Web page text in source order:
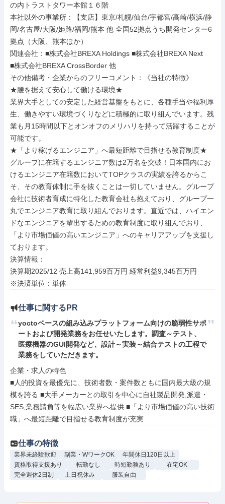
の内トラストタワー本館１６階
本社以外の事業所：【支店】東京/札幌/仙台/宇都宮/高崎/横浜/静
岡/名古屋/大阪/姫路/福岡/熊本 他 全国52拠点うち開発センター6
拠点（大阪、熊本ほか）
関連会社：■株式会社BREXA Holdings ■株式会社BREXA Next
■株式会社BREXA CrossBorder 他
その他備考・企業からのフリーコメント：《当社の特徴》
★腰を据えて安心して働ける環境★
業界大手としての安定した経営基盤をもとに、各種手当や福利厚
生、働きやすい環境づくりなどに積極的に取り組んでいます。残
業も月15時間以下とオンオフのメリハリを持って活躍することが
可能です。
★「より稼げるエンジニア」へ最短距離で目指せる教育制度★
グループに在籍するエンジニア数は2万名を突破！日本国内にお
けるエンジニア在籍数においてTOPクラスの実績を誇るからこ
そ、その教育体制に手を抜くことは一切していません。グループ
会社に技術者育成に特化した教育会社も抱えており、グループ一
丸でエンジニア教育に取り組んでおります。直近では、ハイエン
ドなエンジニアを輩出するための教育制度に取り組んでおり、
「より市場価値の高いエンジニア」へのキャリアアップを支援し
ております。
決算情報：
決算期2025/12 売上高141,959百万円 経常利益9,345百万円
※決済単位：単体
仕事に関するPR
yoctoベースの組み込みプラットフォーム向けの脆弱性サポ
ートおよび開発業務をお任せいたします。調査～テスト、
医療機器のGUI開発など、設計～実装～結合テストの工程で
業務をしていただきます。
企業・求人の特色
■人的投資を最優先に、技術者数・案件数ともに国内最大級の規
模を誇る ■大手メーカーとの取引を中心に自社製品開発,派遣・
SES,業務請負等を幅広い業界へ提供 ■「より市場価値の高い技術
職」へ最短距離で目指せる教育制度が充実
仕事の特徴
業界未経験歓迎 副業・WワークOK
年間休日120日以上
資格取得支援あり
転勤なし 時短勤務あり
在宅OK
完全週休2日制
土日祝休み 服装自由